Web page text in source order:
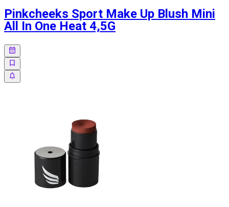
Pinkcheeks Sport Make Up Blush Mini
All In One Heat 4,5G